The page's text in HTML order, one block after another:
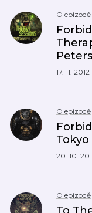
O epizodě
17. 11. 2012
O epizodě
Tokyo
20. 10.
O epizodě